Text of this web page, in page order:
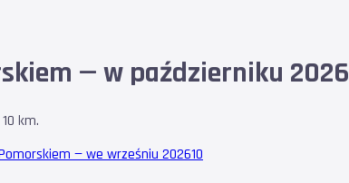
— w październiku 2026
km.
— we wrześniu 202610